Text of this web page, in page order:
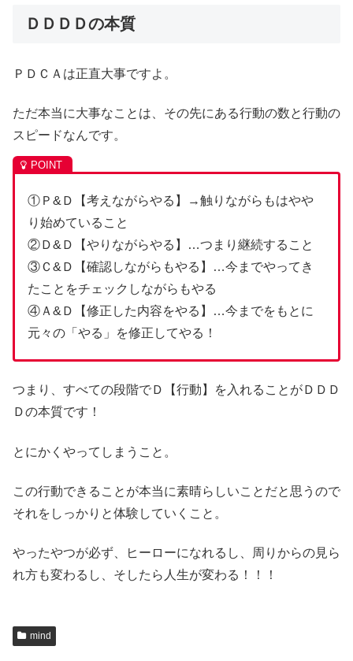
ＤＤＤＤの本質
ＰＤＣＡは正直大事ですよ。
ただ本当に大事なことは、その先にある行動の数と行動の
スピードなんです。
①Ｐ&Ｄ【考えながらやる】→触りながらもはやや
り始めていること
②Ｄ&Ｄ【やりながらやる】…つまり継続すること
③Ｃ&Ｄ【確認しながらもやる】…今までやってき
たことをチェックしながらもやる
④Ａ&Ｄ【修正した内容をやる】…今までをもとに
元々の「やる」を修正してやる！
つまり、すべての段階でＤ【行動】を入れることがＤＤＤ
Ｄの本質です！
とにかくやってしまうこと。
この行動できることが本当に素晴らしいことだと思うので
それをしっかりと体験していくこと。
やったやつが必ず、ヒーローになれるし、周りからの見ら
れ方も変わるし、そしたら人生が変わる！！！
mind